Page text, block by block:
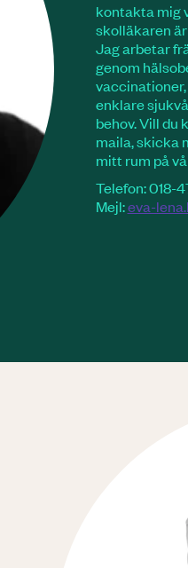
kontakta mig
skolläkaren
Jag arbetar
genom
enklare
behov. Vill du
maila, skicka
mitt rum på
Telefon: 018-
Mejl:eva-